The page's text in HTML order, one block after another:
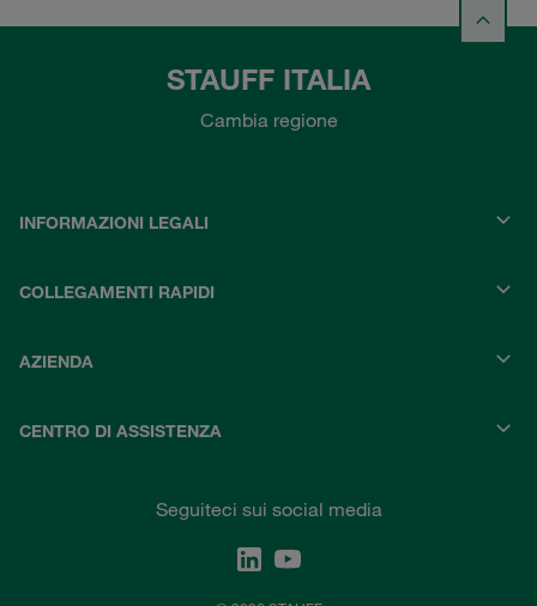
STAUFF ITALIA
Cambia regione
INFORMAZIONI LEGALI
COLLEGAMENTI RAPIDI
AZIENDA
CENTRO DI ASSISTENZA
Seguiteci sui social media